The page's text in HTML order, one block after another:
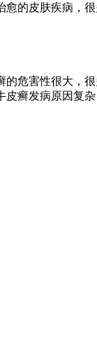
的皮肤疾病，
危害性很大，
癣发病原因复